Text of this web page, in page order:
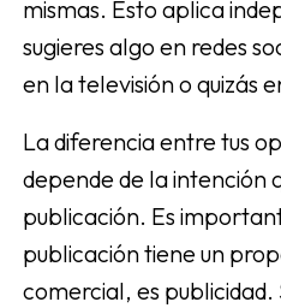
mismas. Esto aplica
sugieres algo en redes
en la televisión o quizás
La diferencia entre tus
depende de la intención
publicación. Es
publicación tiene un
comercial, es publicidad.